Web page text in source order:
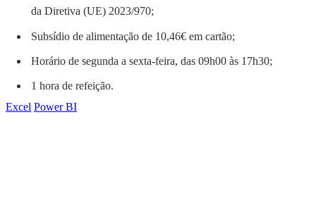
da Diretiva (UE) 2023/970;
Subsídio de alimentação de 10,46€ em cartão;
Horário de segunda a sexta-feira, das 09h00 às 17h30;
1 hora de refeição.
Excel Power BI